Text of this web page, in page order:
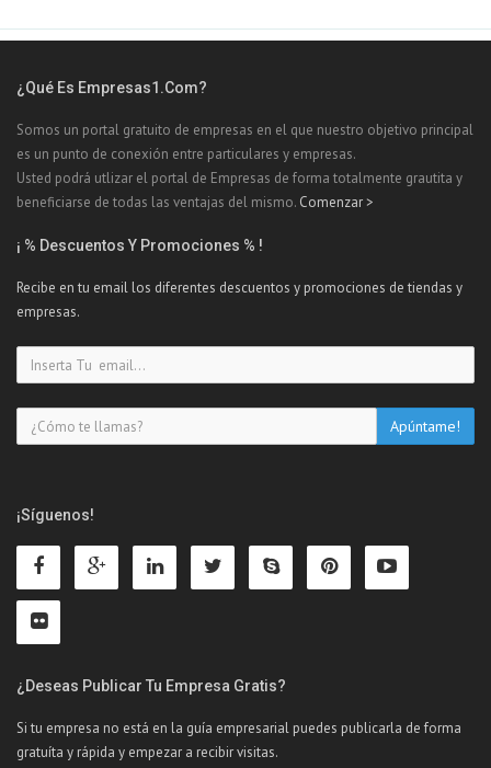
¿Qué Es Empresas1.com?
Somos un portal gratuito de empresas en el que nuestro objetivo principal
es un punto de conexión entre particulares y empresas.
Usted podrá utlizar el portal de Empresas de forma totalmente grautita y
beneficiarse de todas las ventajas del mismo. Comenzar >
¡ % Descuentos Y Promociones % !
Recibe en tu email los diferentes descuentos y promociones de tiendas y
empresas.
¡Síguenos!
¿Deseas Publicar Tu Empresa Gratis?
Si tu empresa no está en la guía empresarial puedes publicarla de forma
gratuíta y rápida y empezar a recibir visitas.